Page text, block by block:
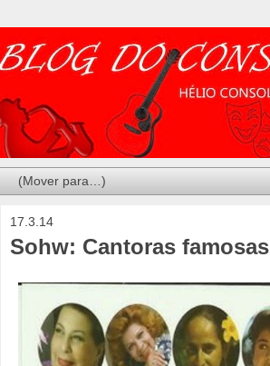
17.3.14
Sohw: Cantoras famosas